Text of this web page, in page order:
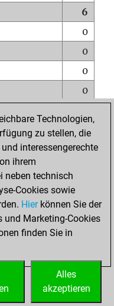
6
0
0
0
0
0
0
0
Technologien,
zu stellen, die
interessengerechte
ihrem
neben technisch
Cookies sowie
Hierkönnen Sie der
und Marketing-Cookies
finden Sie in
Alles
akzeptieren